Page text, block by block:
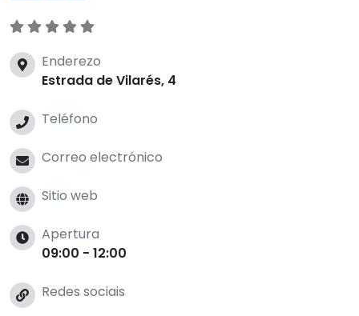
Enderezo
Estrada de Vilarés, 4
Teléfono
Correo electrónico
Sitio web
Apertura
09:00 - 12:00
Redes sociais